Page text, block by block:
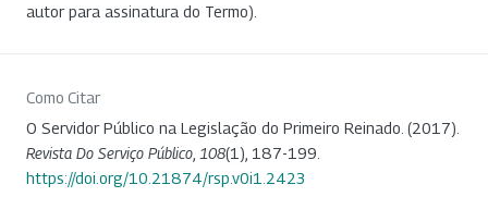
autor para assinatura do Termo).
Como Citar
O Servidor Público na Legislação do Primeiro Reinado. (2017).
Revista Do Serviço Público 108(1), 187-199.
https://doi.org/10.21874/rsp.v0i1.2423